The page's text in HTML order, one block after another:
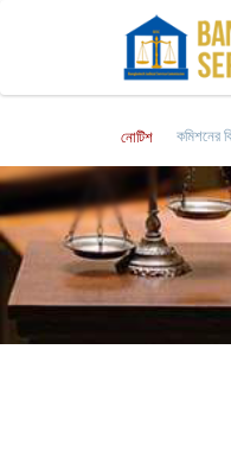
নোটিশ কমিশনের